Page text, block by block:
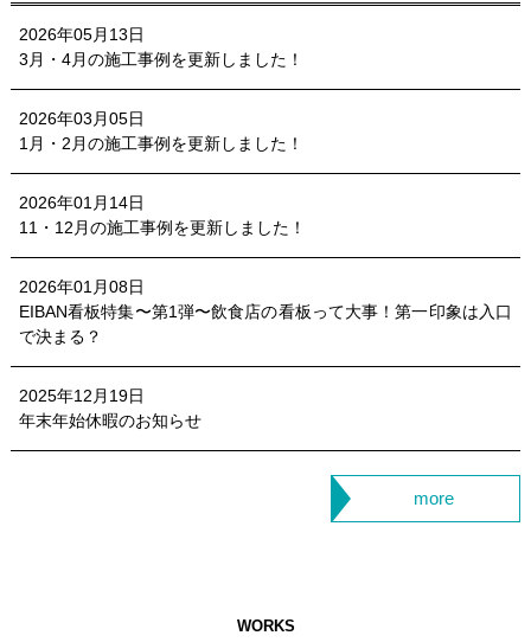
2026年05月13日
3月・4月の施工事例を更新しました！
2026年03月05日
1月・2月の施工事例を更新しました！
2026年01月14日
11・12月の施工事例を更新しました！
2026年01月08日
EIBAN看板特集〜第1弾〜飲食店の看板って大事！第一印象は入口
で決まる？
2025年12月19日
年末年始休暇のお知らせ
more
WORKS